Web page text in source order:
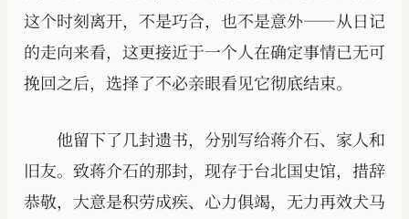
这个时刻离开，不是巧合，也不是意外——从日记
的走向来看，这更接近于一个人在确定事情已无可
挽回之后，选择了不必亲眼看见它彻底结束。
他留下了几封遗书，分别写给蒋介石、家人和
旧友。致蒋介石的那封，现存于台北国史馆，措辞
恭敬，大意是积劳成疾、心力俱竭，无力再效犬马